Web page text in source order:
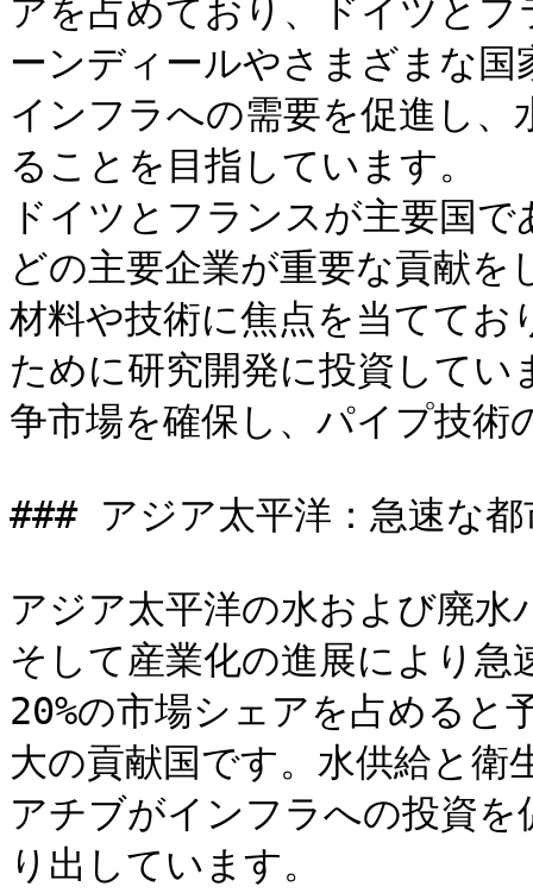
アを占めており、ドイツと
ーンディールやさまざまな
インフラへの需要を促進し
ることを目指しています。
ドイツとフランスが主要国
どの主要企業が重要な貢献
材料や技術に焦点を当ててお
ために研究開発に投資して
争市場を確保し、パイプ技術
### アジア太平洋：急速な都
アジア太平洋の水および廃水
そして産業化の進展により
20%の市場シェアを占めると
大の貢献国です。水供給と衛
アチブがインフラへの投資
り出しています。